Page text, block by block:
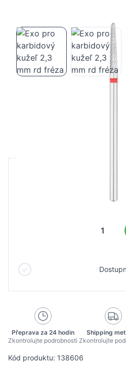
Exo pro karbidový
Kód produktu: 138606
Nejnižší
Přeprava za 24 hodin
Zkontrolujte podrobnosti
Shipping
Zkontrolujte